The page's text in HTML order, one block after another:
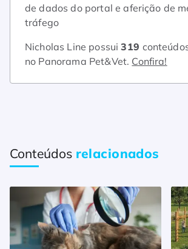
de dados do portal e aferição de
tráfego
Nicholas Line possui319
no Panorama Pet&Vet. Confira!
Conteúdos relacionados